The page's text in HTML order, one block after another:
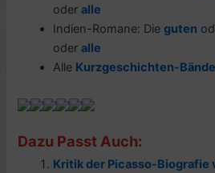
oderalle
Indien-Romane: Dieguten
oderalle
Alle Kurzgeschichten-Bände
Dazu Passt Auch:
Kritik der Picasso-Biografie